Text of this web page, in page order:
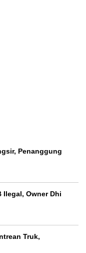
Penanggung
Ilegal, Owner Dhi
Truk,